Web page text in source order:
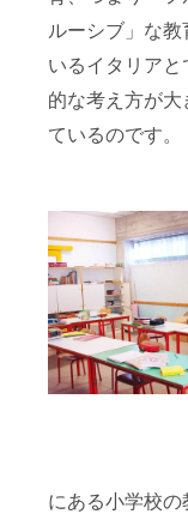
ルーシブ」な教
いるイタリア
的な考え方が大
ているのです。
（ボロ
にある小学校の